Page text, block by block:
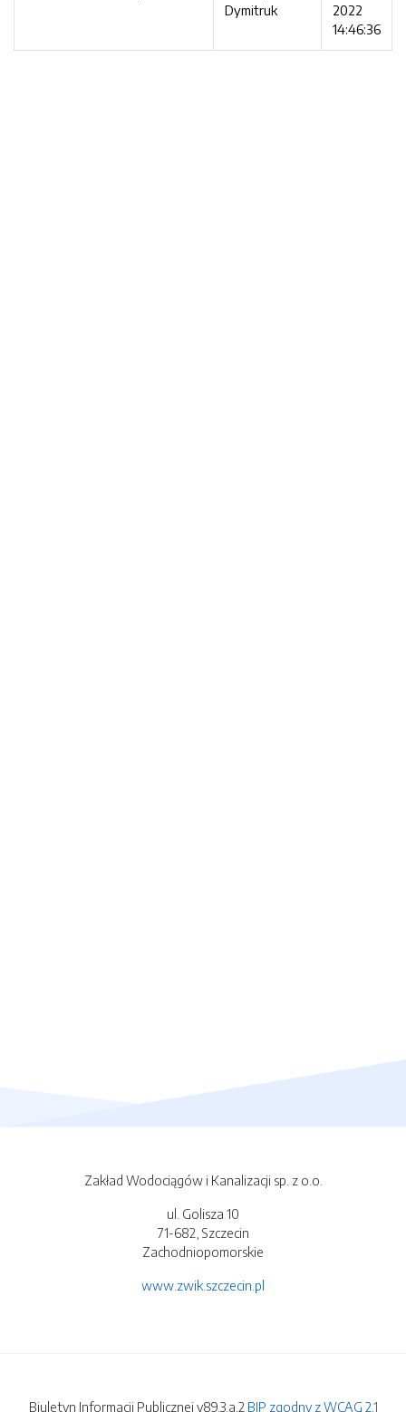
Dymitruk
2022
14:46:36
Zakład Wodociągów i Kanalizacji sp. z o.o.
ul. Golisza 10
71-682, Szczecin
Zachodniopomorskie
www.zwik.szczecin.pl
Biuletyn Informacji Publicznej v89.3.a.2 BIP zgodny z WCAG 2.1